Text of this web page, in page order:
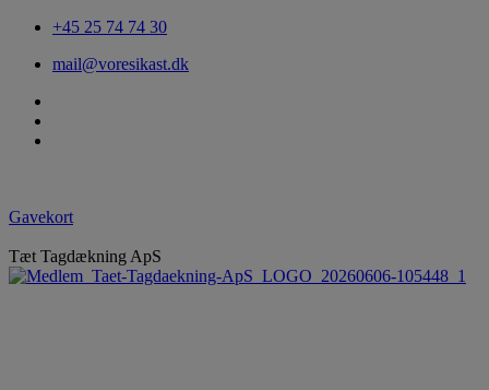
+45 25 74 74 30
mail@voresikast.dk
Gavekort
Tæt Tagdækning ApS